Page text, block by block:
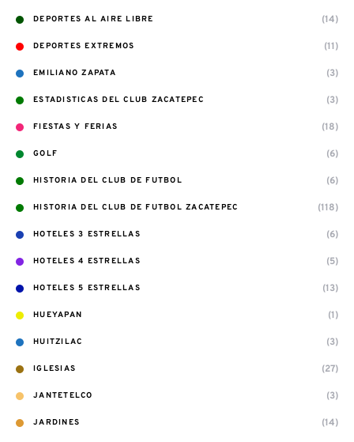
DEPORTES AL AIRE LIBRE (14)
DEPORTES EXTREMOS (11)
EMILIANO ZAPATA (3)
ESTADISTICAS DEL CLUB ZACATEPEC (3)
FIESTAS Y FERIAS (18)
GOLF (6)
HISTORIA DEL CLUB DE FUTBOL (6)
HISTORIA DEL CLUB DE FUTBOL ZACATEPEC (118)
HOTELES 3 ESTRELLAS (6)
HOTELES 4 ESTRELLAS (5)
HOTELES 5 ESTRELLAS (13)
HUEYAPAN (1)
HUITZILAC (3)
IGLESIAS (27)
JANTETELCO (3)
JARDINES (14)